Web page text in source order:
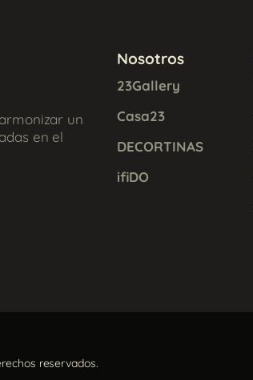
un
en el
Nosotros
23Gallery
Casa23
DECORTINAS
ifiDO
reservados.